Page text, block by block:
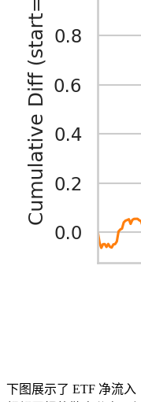
下图展示了 ETF 净流